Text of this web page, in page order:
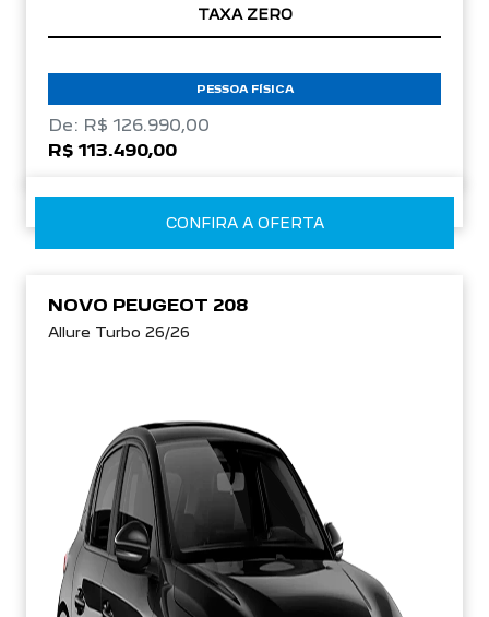
TAXA ZERO
PESSOA FÍSICA
De: R$ 126.990,00
R$ 113.490,00
CONFIRA A OFERTA
NOVO PEUGEOT 208
Allure Turbo 26/26